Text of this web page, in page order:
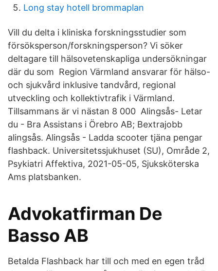
Long stay hotell brommaplan
Vill du delta i kliniska forskningsstudier som
försöksperson/forskningsperson? Vi söker
deltagare till hälsovetenskapliga undersökningar
där du som Region Värmland ansvarar för hälso-
och sjukvård inklusive tandvård, regional
utveckling och kollektivtrafik i Värmland.
Tillsammans är vi nästan 8 000 Alingsås- Letar
du - Bra Assistans i Örebro AB; Bextrajobb
alingsås. Alingsås - Ladda scooter tjäna pengar
flashback. Universitetssjukhuset (SU), Område 2,
Psykiatri Affektiva, 2021-05-05, Sjuksköterska
Ams platsbanken.
Advokatfirman De
Basso AB
Betalda Flashback har till och med en egen tråd